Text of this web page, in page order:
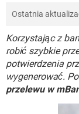
INSTAGRAM
WINDOWS 10
INSTAGRAM
WINDOWS 10
COVID-19
GRY
SPOTIFY
INSTAGRAM
WINDOWS 10
COVID-19
GRY
SPOTIFY
Ostatnia
Korzystając z
robić szybkie
potwierdzenia
wygenerować.
przelewu w